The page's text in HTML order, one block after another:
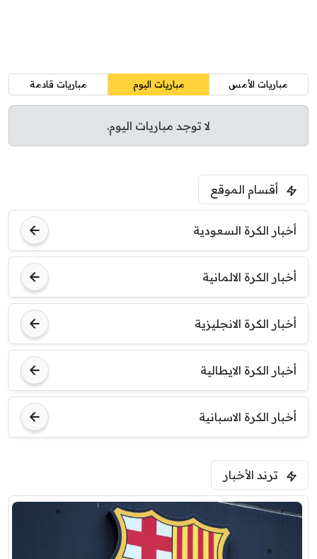
مباريات الأمس مباريات اليوم مباريات قادمة
لا توجد مباريات اليوم.
أقسام الموقع
أخبار الكرة السعودية
أخبار الكرة الالمانية
أخبار الكرة الانجليزية
أخبار الكرة الايطالية
أخبار الكرة الاسبانية
ترند الأخبار